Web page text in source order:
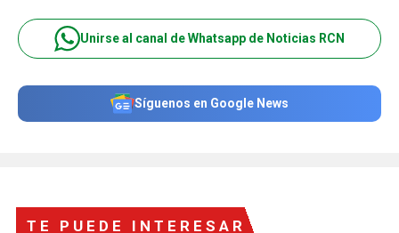
Unirse al canal de Whatsapp de Noticias RCN
Síguenos en Google News
TE PUEDE INTERESAR